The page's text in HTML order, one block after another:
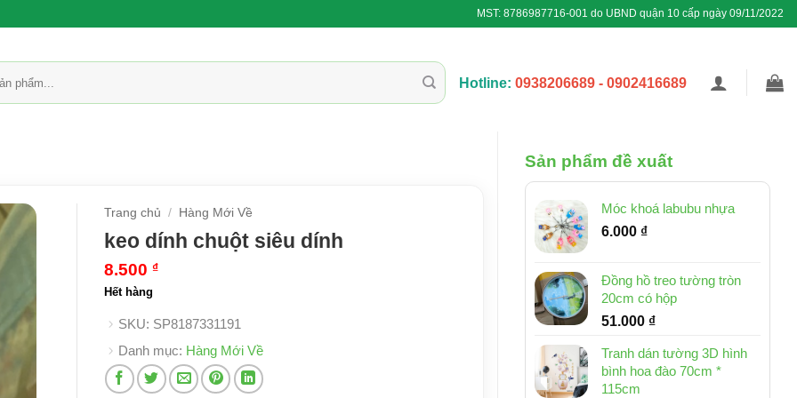
MST: 8786987716-001 do UBND quận 10 cấp ngày 09/11/2022
Hotline: 0938206689 - 0902416689
Sản phẩm đề xuất
Móc khoá labubu nhựa
6.000 ₫
Đồng hồ treo tường tròn
20cm có hộp
51.000 ₫
Tranh dán tường 3D hình
bình hoa đào 70cm *
115cm
Trang chủ / Hàng Mới Về
keo dính chuột siêu dính
8.500 ₫
Hết hàng
SKU: SP8187331191
Danh mục: Hàng Mới Về